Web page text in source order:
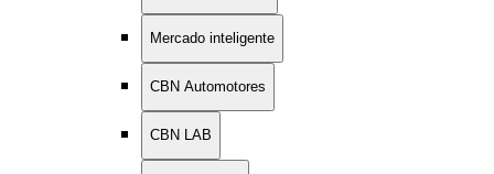
Mercado inteligente
CBN Automotores
CBN LAB